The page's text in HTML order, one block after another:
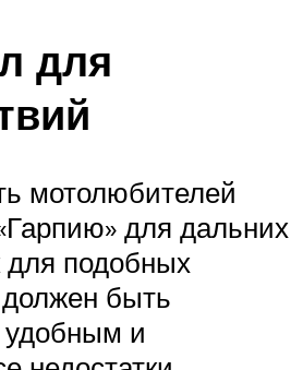
для
мотолюбителей
для дальних
для подобных
быть
и